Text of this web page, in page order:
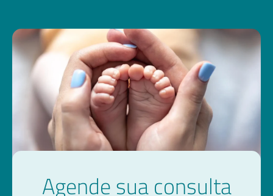
Agende sua consulta